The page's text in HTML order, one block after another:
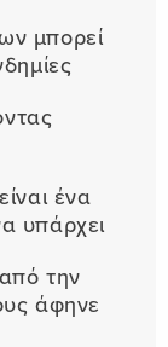
μπορεί
ένα
υπάρχει
την
άφηνε